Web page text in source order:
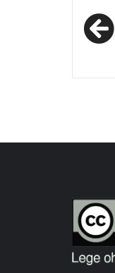
zehar